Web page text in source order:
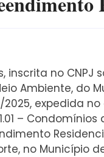
inscrita no CNPJ
Ambiente, do
expedida
–
no Município